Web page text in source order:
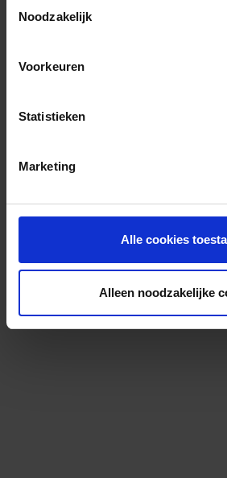
Noodzakelijk
Voorkeuren
Statistieken
Marketing
Alle cookies
Alleen noodzakelijke